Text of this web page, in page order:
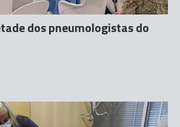
dos pneumologistas do